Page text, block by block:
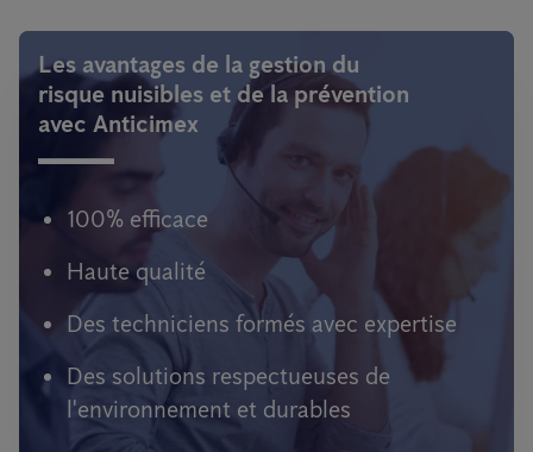
Les avantages de la gestion du
risque nuisibles et de la prévention
avec Anticimex
100% efficace
Haute qualité
Des techniciens formés avec expertise
Des solutions respectueuses de
l'environnement et durables